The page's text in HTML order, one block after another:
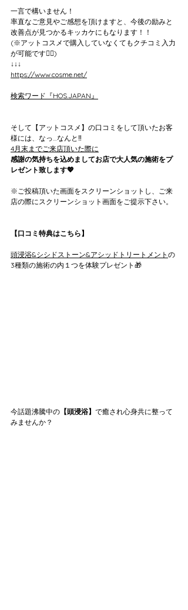
一言で構いません！
率直なご意見やご感想を頂けますと、今後の励みと
改善点が見つかるキッカケにもなります！！
(※アットコスメで購入していなくてもクチコミ入力
が可能です🙆‍♀️)
↓↓↓
https://www.cosme.net/
検索ワード『HOS.JAPAN』
そして【アットコスメ】の口コミをして頂いたお客
様には、なっ…なんと‼️
4月末までご来店頂いた際に
感謝の気持ちを込めましてお店で大人気の施術をプ
レゼント致します💖
※ご投稿頂いた画面をスクリーンショットし、ご来
店の際にスクリーンショット画面をご提示下さい。
【口コミ特典はこちら】
頭浸浴&シシドストーン&アシッドトリートメント の
3種類の施術の内１つを体験プレゼント🎁
今話題沸騰中の 【頭浸浴】 で癒され心身共に整って
みませんか？